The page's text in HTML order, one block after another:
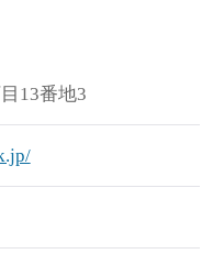
13番地3